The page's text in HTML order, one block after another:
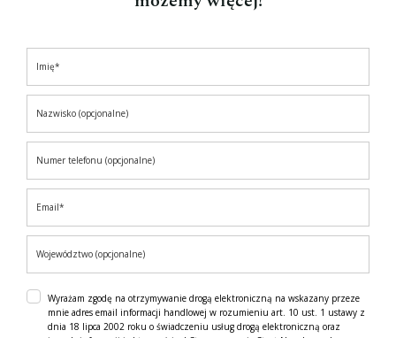
Wyrażam zgodę na otrzymywanie drogą elektroniczną na wskazany przeze
mnie adres email informacji handlowej w rozumieniu art. 10 ust. 1 ustawy z
dnia 18 lipca 2002 roku o świadczeniu usług drogą elektroniczną oraz